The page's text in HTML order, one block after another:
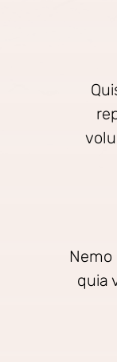
quia